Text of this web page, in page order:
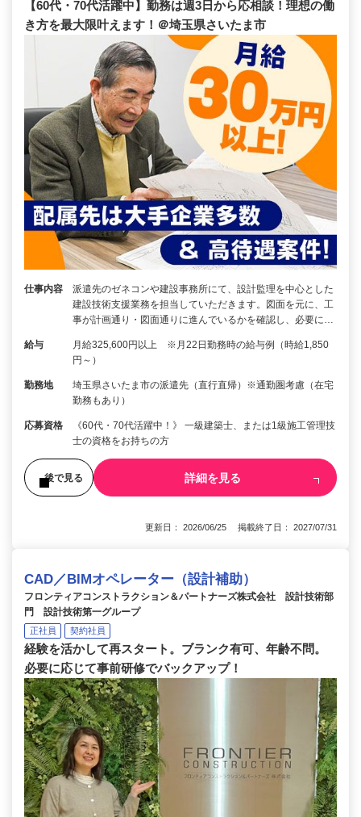
【60代・70代活躍中】勤務は週3日から応相談！理想の働
き方を最大限叶えます！＠埼玉県さいたま市
仕事内容
派遣先のゼネコンや建設事務所にて、設計監理を中心とした
建設技術支援業務を担当していただきます。図面を元に、工
事が計画通り・図面通りに進んでいるかを確認し、必要に…
給与
月給325,600円以上 ※月22日勤務時の給与例（時給1,850
円～）
勤務地
埼玉県さいたま市の派遣先（直行直帰）※通勤圏考慮（在宅
勤務もあり）
応募資格
《60代・70代活躍中！》 一級建築士、または1級施工管理技
士の資格をお持ちの方
後で見る 詳細を見る
更新日： 2026/06/25 掲載終了日： 2027/07/31
CAD／BIMオペレーター（設計補助）
フロンティアコンストラクション＆パートナーズ株式会社 設計技術部
門 設計技術第一グループ
正社員 契約社員
経験を活かして再スタート。ブランク有可、年齢不問。
必要に応じて事前研修でバックアップ！